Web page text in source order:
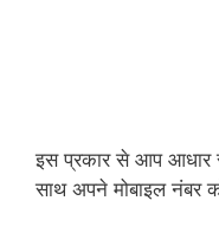
इस प्रकार से आप आधार
साथ अपने मोबाइल नंबर